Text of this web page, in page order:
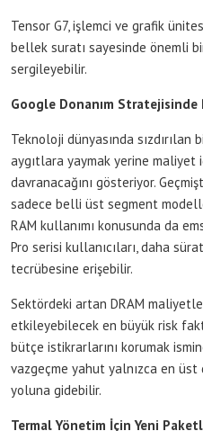
Tensor G7, işlemci ve grafik
bellek suratı sayesinde önemli
sergileyebilir.
Google Donanım Stratejisinde
Teknoloji dünyasında sızdırılan
aygıtlara yaymak yerine
davranacağını gösteriyor.
sadece belli üst segment
RAM kullanımı konusunda da
Pro serisi kullanıcıları, daha
tecrübesine erişebilir.
Sektördeki artan DRAM
etkileyebilecek en büyük risk
bütçe istikrarlarını korumak
vazgeçme yahut yalnızca en üst
yoluna gidebilir.
Termal Yönetim İçin Yeni